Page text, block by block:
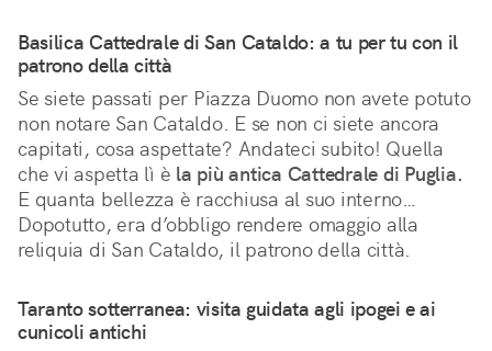
Basilica Cattedrale di San Cataldo: a tu per tu con il
patrono della città
Se siete passati per Piazza Duomo non avete potuto
non notare San Cataldo. E se non ci siete ancora
capitati, cosa aspettate? Andateci subito! Quella
che vi aspetta lì è la più antica Cattedrale di Puglia.
E quanta bellezza è racchiusa al suo interno…
Dopotutto, era d’obbligo rendere omaggio alla
reliquia di San Cataldo, il patrono della città.
Taranto sotterranea: visita guidata agli ipogei e ai
cunicoli antichi